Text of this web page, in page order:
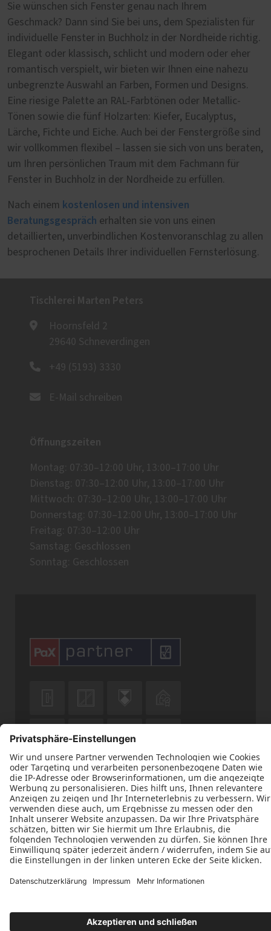
Sie wünschen sich Fenster genau nach Ihrem
Geschmack? Dann sind Sie bei uns, dem Spezialisten für
individuelle Fenster in Buchholz in der Nordheide richtig.
Elegant oder klassisch, schlicht und modern oder eher
romantisch verspielt, wir bieten wir Ihnen eine nahezu
unbegrenzte Auswahl an Farben, Formen und Designs.
Eine riesige Palette an RAL-Farbtönen oder Metallic-
Tönen sowie die fünf Holzarten: Kiefer, Eucalyptus,
Lärche, Fichte und Eiche. Auch bei der Fenstergröße sind
wir vollkommen flexibel – lassen sie sich von uns beraten,
um Ihren persönlichen Traum mit dem Fachmann für
Fenster in Buchholz in der Nordheide zu erfüllen.
Nach einem kostenlosen und intensiven
Beratungsgespräch erhalten sie von uns einen
detaillierten, unverbindlichen Kostenvoranschlag zu allen
besprochenen Details Ihrer individuellen Fernsterlösung.
Tischlerei Marten Peters
Hoornsfeld 2
29640 Schneverdingen
+49 (5193) 3330
E-Mail schreiben
Öffnungszeiten
Montag: 07:30–12:00 Uhr, 13:00–17:00 Uhr
Dienstag: 07:30–12:00 Uhr, 13:00–17:00 Uhr
Mittwoch: 07:30–12:00 Uhr, 13:00–17:00 Uhr
Donnerstag: 07:30–12:00 Uhr, 13:00–17:00 Uhr
Freitag: 07:30–12:00 Uhr
Samstag: Geschlossen
Sonntag: Geschlossen
 
  
  
Datenschutz Impressum
Kontakt